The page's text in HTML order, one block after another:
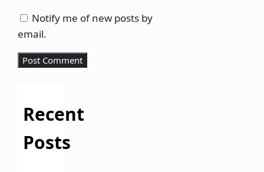
Notify me of new posts by
email.
Recent
Posts